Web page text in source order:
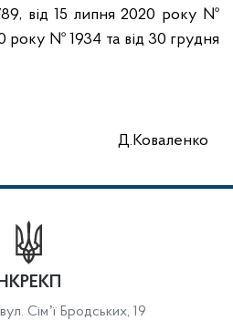
від 15 липня 2020 року №
року № 1934 та від 30 грудня
Д.Коваленко
Сімʼї Бродських, 19